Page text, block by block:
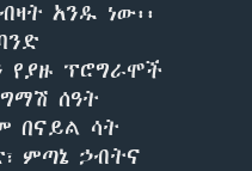
አንዱ ነው፡፡
የያዙ ፕሮግራሞች
ሰዓት
በናይል ሳት
ምጣኔ ኃብትና